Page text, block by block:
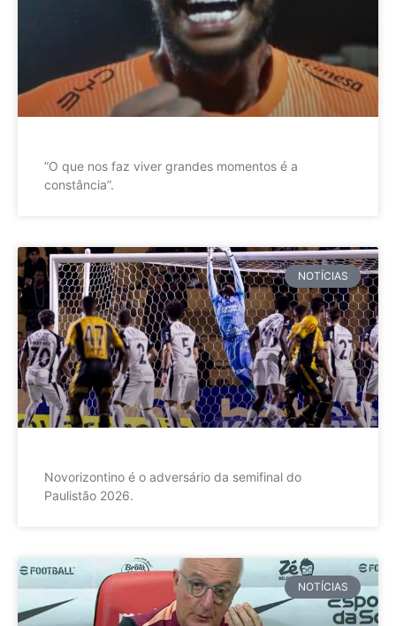
”O que nos faz viver grandes momentos é a
constância”.
NOTÍCIAS
Novorizontino é o adversário da semifinal do
Paulistão 2026.
NOTÍCIAS